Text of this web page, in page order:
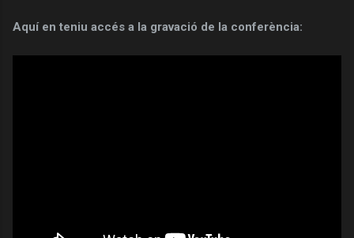
Aquí en teniu accés a la gravació de la conferència: